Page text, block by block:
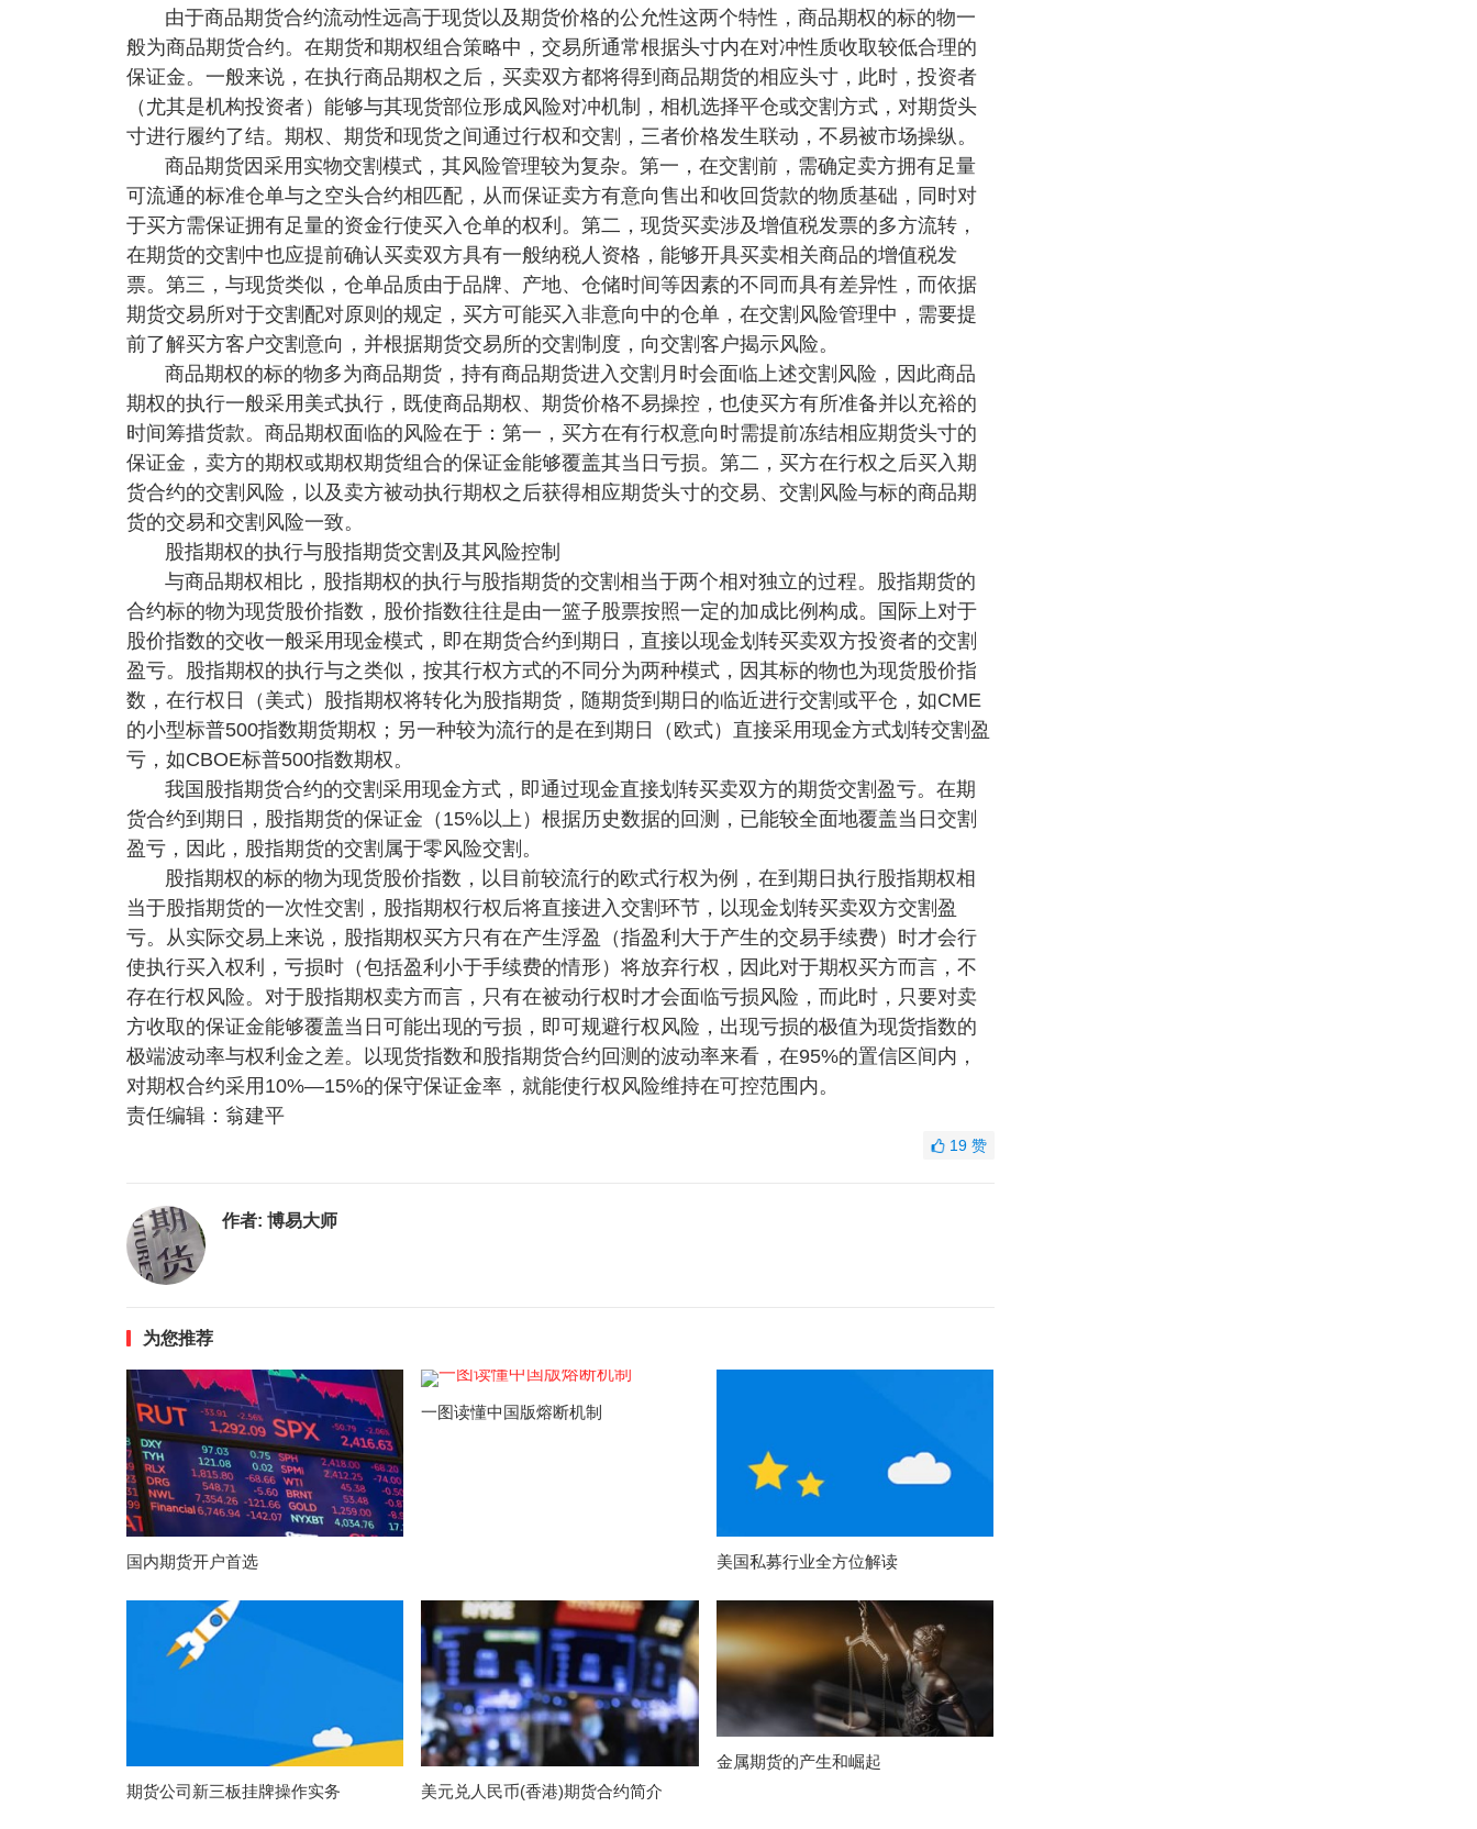
由于商品期货合约流动性远高于现货以及期货价格的公允性这两个特性，商品期权的标的物一
般为商品期货合约。在期货和期权组合策略中，交易所通常根据头寸内在对冲性质收取较低合理的
保证金。一般来说，在执行商品期权之后，买卖双方都将得到商品期货的相应头寸，此时，投资者
（尤其是机构投资者）能够与其现货部位形成风险对冲机制，相机选择平仓或交割方式，对期货头
寸进行履约了结。期权、期货和现货之间通过行权和交割，三者价格发生联动，不易被市场操纵。
商品期货因采用实物交割模式，其风险管理较为复杂。第一，在交割前，需确定卖方拥有足量
可流通的标准仓单与之空头合约相匹配，从而保证卖方有意向售出和收回货款的物质基础，同时对
于买方需保证拥有足量的资金行使买入仓单的权利。第二，现货买卖涉及增值税发票的多方流转，
在期货的交割中也应提前确认买卖双方具有一般纳税人资格，能够开具买卖相关商品的增值税发
票。第三，与现货类似，仓单品质由于品牌、产地、仓储时间等因素的不同而具有差异性，而依据
期货交易所对于交割配对原则的规定，买方可能买入非意向中的仓单，在交割风险管理中，需要提
前了解买方客户交割意向，并根据期货交易所的交割制度，向交割客户揭示风险。
商品期权的标的物多为商品期货，持有商品期货进入交割月时会面临上述交割风险，因此商品
期权的执行一般采用美式执行，既使商品期权、期货价格不易操控，也使买方有所准备并以充裕的
时间筹措货款。商品期权面临的风险在于：第一，买方在有行权意向时需提前冻结相应期货头寸的
保证金，卖方的期权或期权期货组合的保证金能够覆盖其当日亏损。第二，买方在行权之后买入期
货合约的交割风险，以及卖方被动执行期权之后获得相应期货头寸的交易、交割风险与标的商品期
货的交易和交割风险一致。
股指期权的执行与股指期货交割及其风险控制
与商品期权相比，股指期权的执行与股指期货的交割相当于两个相对独立的过程。股指期货的
合约标的物为现货股价指数，股价指数往往是由一篮子股票按照一定的加成比例构成。国际上对于
股价指数的交收一般采用现金模式，即在期货合约到期日，直接以现金划转买卖双方投资者的交割
盈亏。股指期权的执行与之类似，按其行权方式的不同分为两种模式，因其标的物也为现货股价指
数，在行权日（美式）股指期权将转化为股指期货，随期货到期日的临近进行交割或平仓，如CME
的小型标普500指数期货期权；另一种较为流行的是在到期日（欧式）直接采用现金方式划转交割盈
亏，如CBOE标普500指数期权。
我国股指期货合约的交割采用现金方式，即通过现金直接划转买卖双方的期货交割盈亏。在期
货合约到期日，股指期货的保证金（15%以上）根据历史数据的回测，已能较全面地覆盖当日交割
盈亏，因此，股指期货的交割属于零风险交割。
股指期权的标的物为现货股价指数，以目前较流行的欧式行权为例，在到期日执行股指期权相
当于股指期货的一次性交割，股指期权行权后将直接进入交割环节，以现金划转买卖双方交割盈
亏。从实际交易上来说，股指期权买方只有在产生浮盈（指盈利大于产生的交易手续费）时才会行
使执行买入权利，亏损时（包括盈利小于手续费的情形）将放弃行权，因此对于期权买方而言，不
存在行权风险。对于股指期权卖方而言，只有在被动行权时才会面临亏损风险，而此时，只要对卖
方收取的保证金能够覆盖当日可能出现的亏损，即可规避行权风险，出现亏损的极值为现货指数的
极端波动率与权利金之差。以现货指数和股指期货合约回测的波动率来看，在95%的置信区间内，
对期权合约采用10%—15%的保守保证金率，就能使行权风险维持在可控范围内。
责任编辑：翁建平
19 赞
作者: 博易大师
为您推荐
国内期货开户首选
一图读懂中国版熔断机制
美国私募行业全方位解读
期货公司新三板挂牌操作实务 美元兑人民币(香港)期货合约简介
金属期货的产生和崛起